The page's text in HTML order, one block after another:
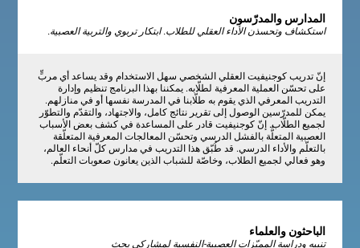
المدارس والمدرّسون
استكشاف وتحسذن الأداء العقلي للطلاب. ابتكار تربوي والتربية العصبية.
إنّ تدريب كوجنيفيت العقلي الشخصي سهل الاستخدام وقد يساعد أي مربٍّ
على تحسّن العملية المعرفية لطلّابه. يمكننا بهذا البرنامج تنظيم وإدارة
التدريب المعرفي الذي يقوم به طلّابنا في المدرسة نفسها أو في منازلهم.
يمكن للمدرّسين الوصول إلى تقرير نتائج كامل، والاجتهاد، والتقدّم والتطوّر
لجميع الطلّاب. إنّ كوجنيفيت قادر على المساعدة في كشف بعض الأسباب
العصبية المتعلٌّة بالفشل الدرسي وتحسّن المعالجات المعرفية المتعلّقة
بالتعلّم والأداء الدرسي. قد طُبّق هذا التدريب في مدارس كلّ أنحاء العالم،
وهو فعالي لجميع الطلاب، وخاصّة للشباب الذين يعانون صعوبات التعلّم.
الباحثون والعلماء
تنبيه ودراسة المميّزات العصبية-النفسية لمشاركي بحث